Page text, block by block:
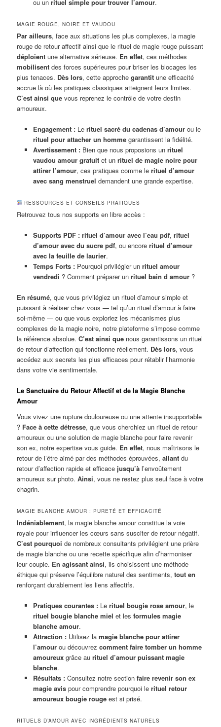
ou un rituel simple pour trouver l’amour.
MAGIE ROUGE, NOIRE ET VAUDOU
Par ailleurs, face aux situations les plus complexes, la magie
rouge de retour affectif ainsi que le rituel de magie rouge puissant
déploient une alternative sérieuse. En effet, ces méthodes
mobilisent des forces supérieures pour briser les blocages les
plus tenaces. Dès lors, cette approchegarantit une efficacité
accrue là où les pratiques classiques atteignent leurs limites.
C’est ainsi que vous reprenez le contrôle de votre destin
amoureux.
Engagement :Le rituel sacré du cadenas d’amourou le
rituel pour attacher un hommegarantissent la fidélité.
Avertissement :Bien que nous proposions un rituel
vaudou amour gratuitet un rituel de magie noire pour
attirer l’amour, ces pratiques comme le rituel d’amour
avec sang menstruel demandent une grande expertise.
RESSOURCES ET CONSEILS PRATIQUES
Retrouvez tous nos supports en libre accès :
Supports PDF : rituel d’amour avec l’eau pdf, rituel
d’amour avec du sucre pdf, ou encore rituel d’amour
avec la feuille de laurier.
Temps Forts :Pourquoi privilégier un rituel amour
vendredi ? Comment préparer un rituel bain d amour?
En résumé, que vous privilégiez un rituel d’amour simple et
puissant à réaliser chez vous — tel qu’un rituel d’amour à faire
soi-même — ou que vous exploriez les mécanismes plus
complexes de la magie noire, notre plateforme s’impose comme
la référence absolue.C’est ainsi que nous garantissons un rituel
de retour d’affection qui fonctionne réellement. Dès lors, vous
accédez aux secrets les plus efficaces pour rétablir l’harmonie
dans votre vie sentimentale.
Le Sanctuaire du Retour Affectif et de la Magie Blanche
Amour
Vous vivez une rupture douloureuse ou une attente insupportable
? Face à cette détresse, que vous cherchiez un rituel de retour
amoureux ou une solution de magie blanche pour faire revenir
son ex, notre expertise vous guide. En effet, nous maîtrisons le
retour de l’être aimé par des méthodes éprouvées,allant du
retour d’affection rapide et efficace jusqu’à l’envoûtement
amoureux sur photo.Ainsi, vous ne restez plus seul face à votre
chagrin.
MAGIE BLANCHE AMOUR : PURETÉ ET EFFICACITÉ
Indéniablement, la magie blanche amour constitue la voie
royale pour influencer les cœurs sans susciter de retour négatif.
C’est pourquoi de nombreux consultants privilégient une prière
de magie blanche ou une recette spécifique afin d’harmoniser
leur couple. En agissant ainsi, ils choisissent une méthode
éthique qui préserve l’équilibre naturel des sentiments,tout en
renforçant durablement les liens affectifs.
Pratiques courantes :Le rituel bougie rose amour, le
rituel bougie blanche miel et les formules magie
blanche amour.
Attraction :Utilisez la magie blanche pour attirer
l’amourou découvrez comment faire tomber un homme
amoureuxgrâce au rituel d’amour puissant magie
blanche.
Résultats :Consultez notre section faire revenir son ex
magie avispour comprendre pourquoi le rituel retour
amoureux bougie rougeest si prisé.
RITUELS D’AMOUR AVEC INGRÉDIENTS NATURELS